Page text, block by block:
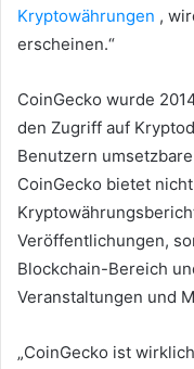
Kryptowährungen ,
erscheinen.“
CoinGecko wurde
den Zugriff auf
Benutzern
CoinGecko bietet
Veröffentlichungen,
Blockchain-Bereich
Veranstaltungen und
„CoinGecko ist